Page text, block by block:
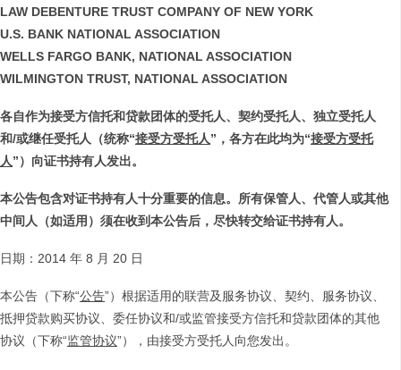
LAW DEBENTURE TRUST COMPANY OF NEW YORK
U.S. BANK NATIONAL ASSOCIATION
WELLS FARGO BANK, NATIONAL ASSOCIATION
WILMINGTON TRUST, NATIONAL ASSOCIATION
各自作为接受方信托和贷款团体的受托人、契约受托人、独立受托人
和/或继任受托人（统称“接受方受托人” ，各方在此均为“接受方受托
人”）向证书持有人发出。
本公告包含对证书持有人十分重要的信息。所有保管人、代管人或其他
中间人（如适用）须在收到本公告后，尽快转交给证书持有人。
日期：2014 年 8 月 20 日
本公告（下称“公告”）根据适用的联营及服务协议、契约、服务协议、
抵押贷款购买协议、委任协议和/或监管接受方信托和贷款团体的其他
协议（下称“监管协议”），由接受方受托人向您发出。